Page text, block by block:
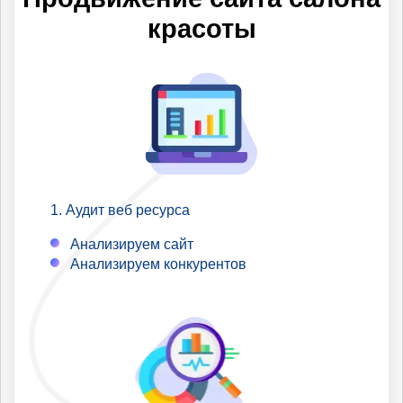
по которым Вы не
продвигаетесь.
красоты
Аудит веб ресурса
Анализируем сайт
Анализируем конкурентов